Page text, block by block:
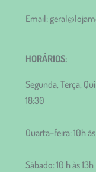
Email:
HORÁRIOS:
Segunda, Terça,
18:30
Quarta–feira: 10h
Sábado: 10 h às